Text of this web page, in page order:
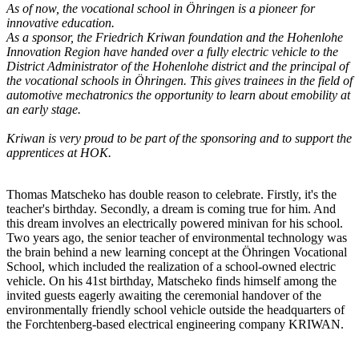
As of now, the vocational school in Öhringen is a pioneer for
innovative education.
As a sponsor, the Friedrich Kriwan foundation and the Hohenlohe
Innovation Region have handed over a fully electric vehicle to the
District Administrator of the Hohenlohe district and the principal of
the vocational schools in Öhringen. This gives trainees in the field of
automotive mechatronics the opportunity to learn about emobility at
an early stage.
Kriwan is very proud to be part of the sponsoring and to support the
apprentices at HOK.
Thomas Matscheko has double reason to celebrate. Firstly, it's the
teacher's birthday. Secondly, a dream is coming true for him. And
this dream involves an electrically powered minivan for his school.
Two years ago, the senior teacher of environmental technology was
the brain behind a new learning concept at the Öhringen Vocational
School, which included the realization of a school-owned electric
vehicle. On his 41st birthday, Matscheko finds himself among the
invited guests eagerly awaiting the ceremonial handover of the
environmentally friendly school vehicle outside the headquarters of
the Forchtenberg-based electrical engineering company KRIWAN.